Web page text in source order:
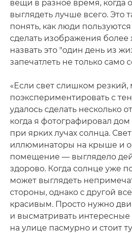
вещи в разное время, когда
выглядеть лучше всего. Это
понять, как люди
сделать изображения
назвать это "один день из
запечатлеть не только само
«Если свет слишком
поэкспериментировать с
удалось сделать несколько
когда я фотографировал
при ярких лучах солнца.
иллюминаторы на крыше и
помещение — выглядело
здорово. Когда солнце уже
может выглядеть
стороны, однако с другой
красивым. Просто нужно
и высматривать
на улице пасмурно и стоит